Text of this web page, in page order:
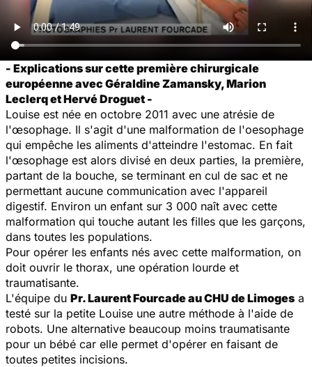
- Explications sur cette première chirurgicale
européenne avec Géraldine Zamansky, Marion
Leclerq et Hervé Droguet -
Louise est née en octobre 2011 avec une atrésie de
l'œsophage. Il s'agit d'une malformation de l'oesophage
qui empêche les aliments d'atteindre l'estomac. En fait
l'œsophage est alors divisé en deux parties, la première,
partant de la bouche, se terminant en cul de sac et ne
permettant aucune communication avec l'appareil
digestif. Environ un enfant sur 3 000 naît avec cette
malformation qui touche autant les filles que les garçons,
dans toutes les populations.
Pour opérer les enfants nés avec cette malformation, on
doit ouvrir le thorax, une opération lourde et
traumatisante.
L'équipe du Pr. Laurent Fourcade au CHU de Limoges a
testé sur la petite Louise une autre méthode à l'aide de
robots. Une alternative beaucoup moins traumatisante
pour un bébé car elle permet d'opérer en faisant de
toutes petites incisions.